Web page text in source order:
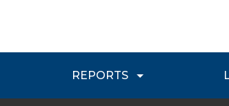
REPORTS
通レポート JOURNEY REVIEW